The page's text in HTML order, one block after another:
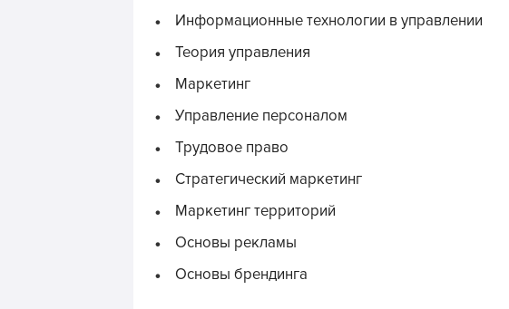
Информационные технологии в управлении
Теория управления
Маркетинг
Управление персоналом
Трудовое право
Стратегический маркетинг
Маркетинг территорий
Основы рекламы
Основы брендинга